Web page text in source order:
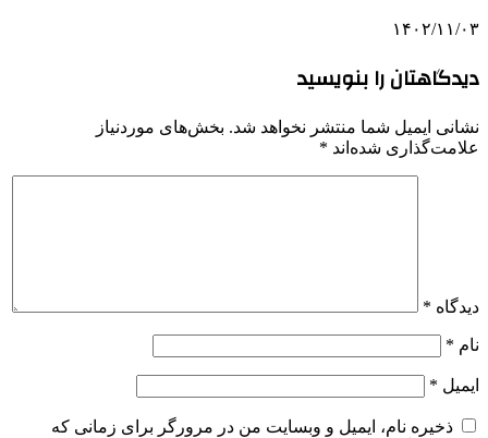
۱۴۰۲/۱۱/۰۳
دیدگاهتان را بنویسید
نشانی ایمیل شما منتشر نخواهد شد. بخش‌های موردنیاز
علامت‌گذاری شده‌اند *
دیدگاه *
نام *
ایمیل *
ذخیره نام، ایمیل و وبسایت من در مرورگر برای زمانی که